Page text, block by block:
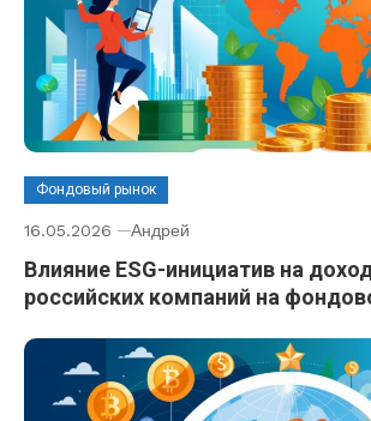
Фондовый рынок
16.05.2026 Андрей
Влияние ESG-инициатив на
российских компаний на